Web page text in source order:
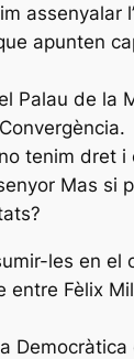
assenyalar
apunten
Palau de la
tenim dret i
Mas si
les en el
entre Fèlix